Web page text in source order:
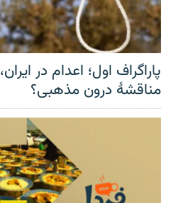
پاراگراف اول؛ اعدام در
مناقشهٔ درون مذهبی؟